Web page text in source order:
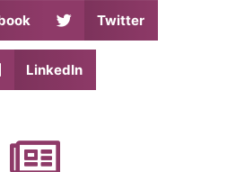
Twitter
LinkedIn